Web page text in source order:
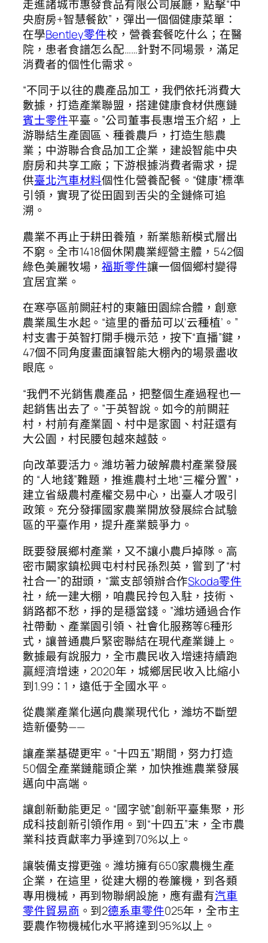
走進諸城市惠發食品有限公司展廳，點擊“中
央廚房+智慧餐飲”，彈出一個個健康菜單：
在學Bentley零件校，營養套餐吃什么；在醫
院，患者食譜怎么配……針對不同場景，滿足
消費者的個性化需求。
“不同于以往的農產品加工，我們依托消費大
數據，打造產業聯盟，搭建健康食材供應鏈
賓士零件平臺。”公司董事長惠增玉介紹，上
游聯結生產園區、種養農戶，打造生態農
業；中游聯合食品加工企業，建設智能中央
廚房和共享工廠；下游根據消費者需求，提
供臺北汽車材料個性化營養配餐。“健康”標準
引領，實現了從田園到舌尖的全鏈條可追
溯。
農業不再止于耕田養殖，新業態新模式層出
不窮。全市1418個休閑農業經營主體，542個
綠色美麗牧場，福斯零件讓一個個鄉村變得
宜居宜業。
在寒亭區前闕莊村的東籬田園綜合體，創意
農業風生水起。“這里的番茄可以‘云種植’。”
村支書于英智打開手機示范，按下“直播”鍵，
47個不同角度畫面讓智能大棚內的場景盡收
眼底。
“我們不光銷售農產品，把整個生產過程也一
起銷售出去了。”于英智說。如今的前闕莊
村，村前有產業園、村中是家園、村莊還有
大公園，村民腰包越來越鼓。
向改革要活力。濰坊著力破解農村產業發展
的 “人地錢”難題，推進農村土地“三權分置”，
建立省級農村產權交易中心，出臺人才吸引
政策。充分發揮國家農業開放發展綜合試驗
區的平臺作用，提升產業競爭力。
既要發展鄉村產業，又不讓小農戶掉隊。高
密市闞家鎮松興屯村村民孫烈英，嘗到了“村
社合一”的甜頭，“黨支部領辦合作Skoda零件
社，統一建大棚，咱農民拎包入駐，技術、
銷路都不愁，掙的是穩當錢。”濰坊通過合作
社帶動、產業園引領、社會化服務等6種形
式，讓普通農戶緊密聯結在現代產業鏈上。
數據最有說服力，全市農民收入增速持續跑
贏經濟增速，2020年，城鄉居民收入比縮小
到1.99∶1，遠低于全國水平。
從農業產業化邁向農業現代化，濰坊不斷塑
造新優勢——
讓產業基礎更牢。“十四五”期間，努力打造
50個全產業鏈龍頭企業，加快推進農業發展
邁向中高端。
讓創新動能更足。“國字號”創新平臺集聚，形
成科技創新引領作用。到“十四五”末，全市農
業科技貢獻率力爭達到70%以上。
讓裝備支撐更強。濰坊擁有650家農機生產
企業，在這里，從建大棚的卷簾機，到各類
專用機械，再到物聯網設施，應有盡有汽車
零件貿易商 。到2德系車零件025年，全市主
要農作物機械化水平將達到95%以上。